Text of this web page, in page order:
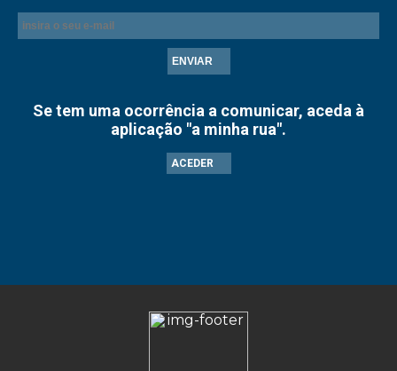
ENVIAR
Se tem uma ocorrência a comunicar, aceda à
aplicação "a minha rua".
ACEDER